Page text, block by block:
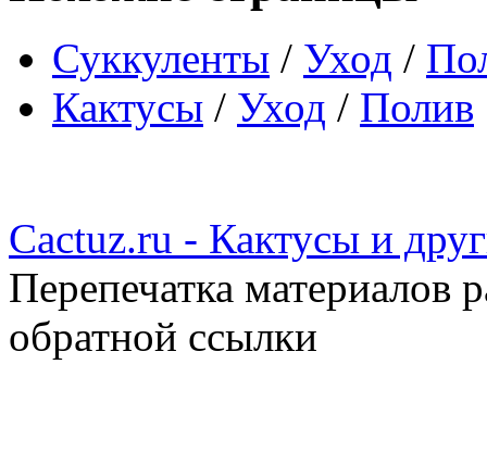
Суккуленты / Уход /
Кактусы / Уход / Полив
Cactuz.ru - Кактусы и
Перепечатка материалов
обратной ссылки